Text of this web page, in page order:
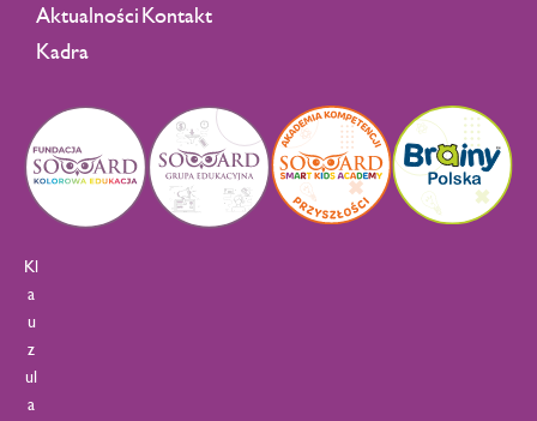
Aktualności
Kadra
Kontakt
Kl
a
u
z
ul
a